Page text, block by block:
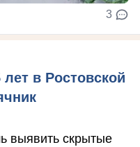
3
в Ростовской
выявить скрытые